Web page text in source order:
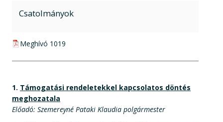
Csatolmányok
pdf csatolmány:
Meghívó 1019
1. Támogatási rendeletekkel kapcsolatos döntés
meghozatala
Előadó: Szemereyné Pataki Klaudia polgármester